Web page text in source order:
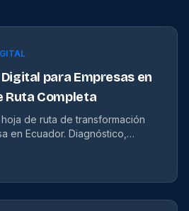
para Empresas en
Ruta Completa
de ruta de transformación
en Ecuador. Diagnóstico,